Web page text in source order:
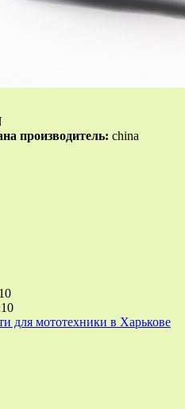
производитель: china
для мототехники в Харькове